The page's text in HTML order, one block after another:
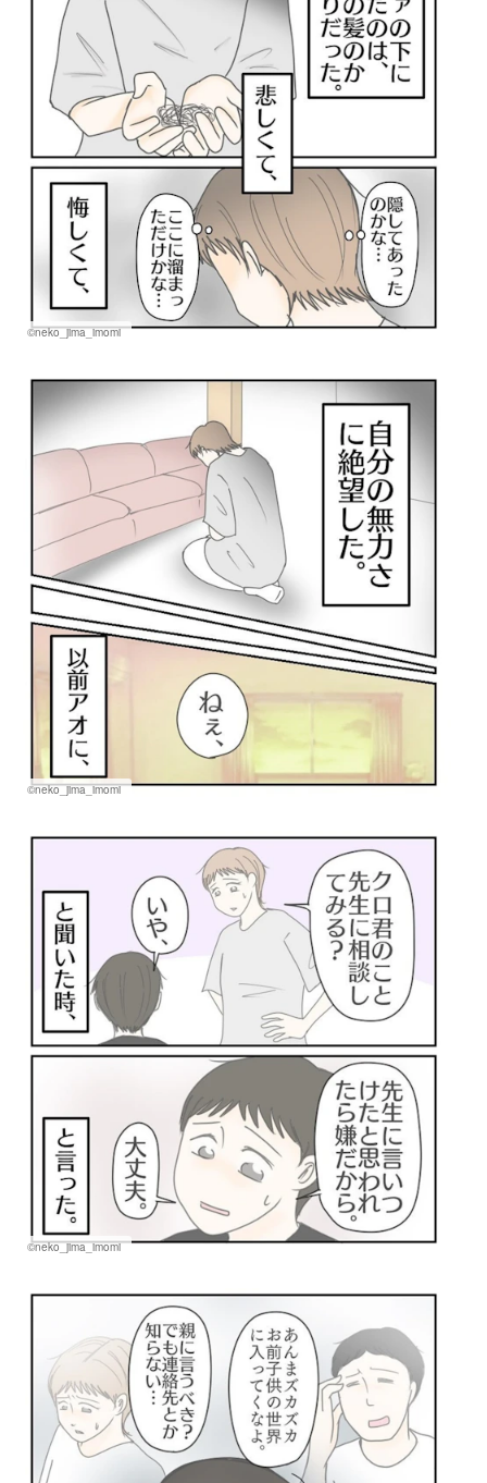
©neko_jima_imomi
©neko_jima_imomi
©neko_jima_imomi